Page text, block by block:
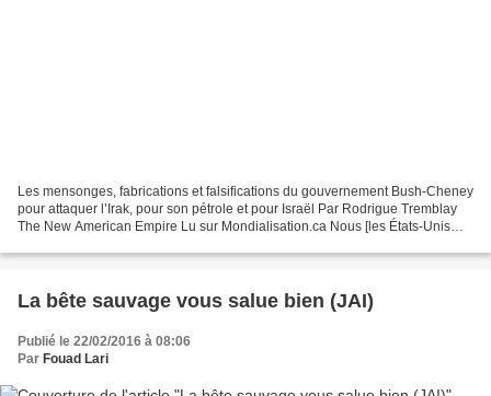
Les mensonges, fabrications et falsifications du gouvernement Bush-Cheney
pour attaquer l’Irak, pour son pétrole et pour Israël Par Rodrigue Tremblay
The New American Empire Lu sur Mondialisation.ca Nous [les États-Unis
La bête sauvage vous salue bien (JAI)
Publié le 22/02/2016 à 08:06
Par Fouad Lari